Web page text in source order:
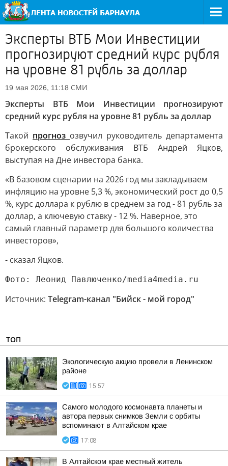
Эксперты ВТБ Мои Инвестиции
прогнозируют средний курс рубля
на уровне 81 рубль за доллар
19 мая 2026, 11:18 СМИ
Эксперты ВТБ Мои Инвестиции прогнозируют
средний курс рубля на уровне 81 рубль за доллар
Такой прогноз озвучил руководитель департамента
брокерского обслуживания ВТБ Андрей Яцков,
выступая на Дне инвестора банка.
«В базовом сценарии на 2026 год мы закладываем
инфляцию на уровне 5,3 %, экономический рост до 0,5
%, курс доллара к рублю в среднем за год - 81 рубль за
доллар, а ключевую ставку - 12 %. Наверное, это
самый главный параметр для большого количества
инвесторов»,
- сказал Яцков.
Фото: Леонид Павлюченко/media4media.ru
Источник: Telegram-канал "Бийск - мой город"
ТОП
Экологическую акцию провели в Ленинском
районе
15:57
Самого молодого космонавта планеты и
автора первых снимков Земли с орбиты
вспоминают в Алтайском крае
17:08
В Алтайском крае местный житель